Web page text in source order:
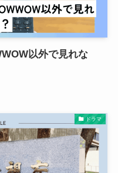
以外で見れな
ドラマ